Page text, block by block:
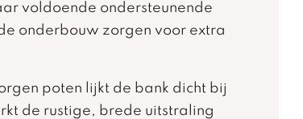
voldoende ondersteunende
onderbouw zorgen voor extra
poten lijkt de bank dicht bij
de rustige, brede uitstraling